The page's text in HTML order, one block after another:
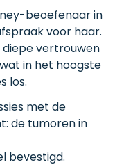
beoefenaar in
voor haar.
vertrouwen
in het hoogste
los.
met de
de tumoren in
bevestigd.